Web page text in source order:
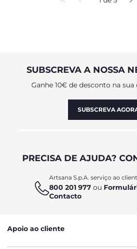
SUBSCREVA A NOSSA
Ganhe 10€ de desconto na
SUBSCREVA
PRECISA DE AJUDA?
Artsana S.p.A. serviço ao
800 201 977 ou
Contacto
Apoio ao cliente